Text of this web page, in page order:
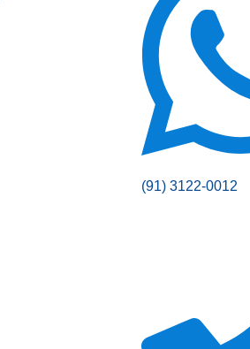
(91) 3122-0012